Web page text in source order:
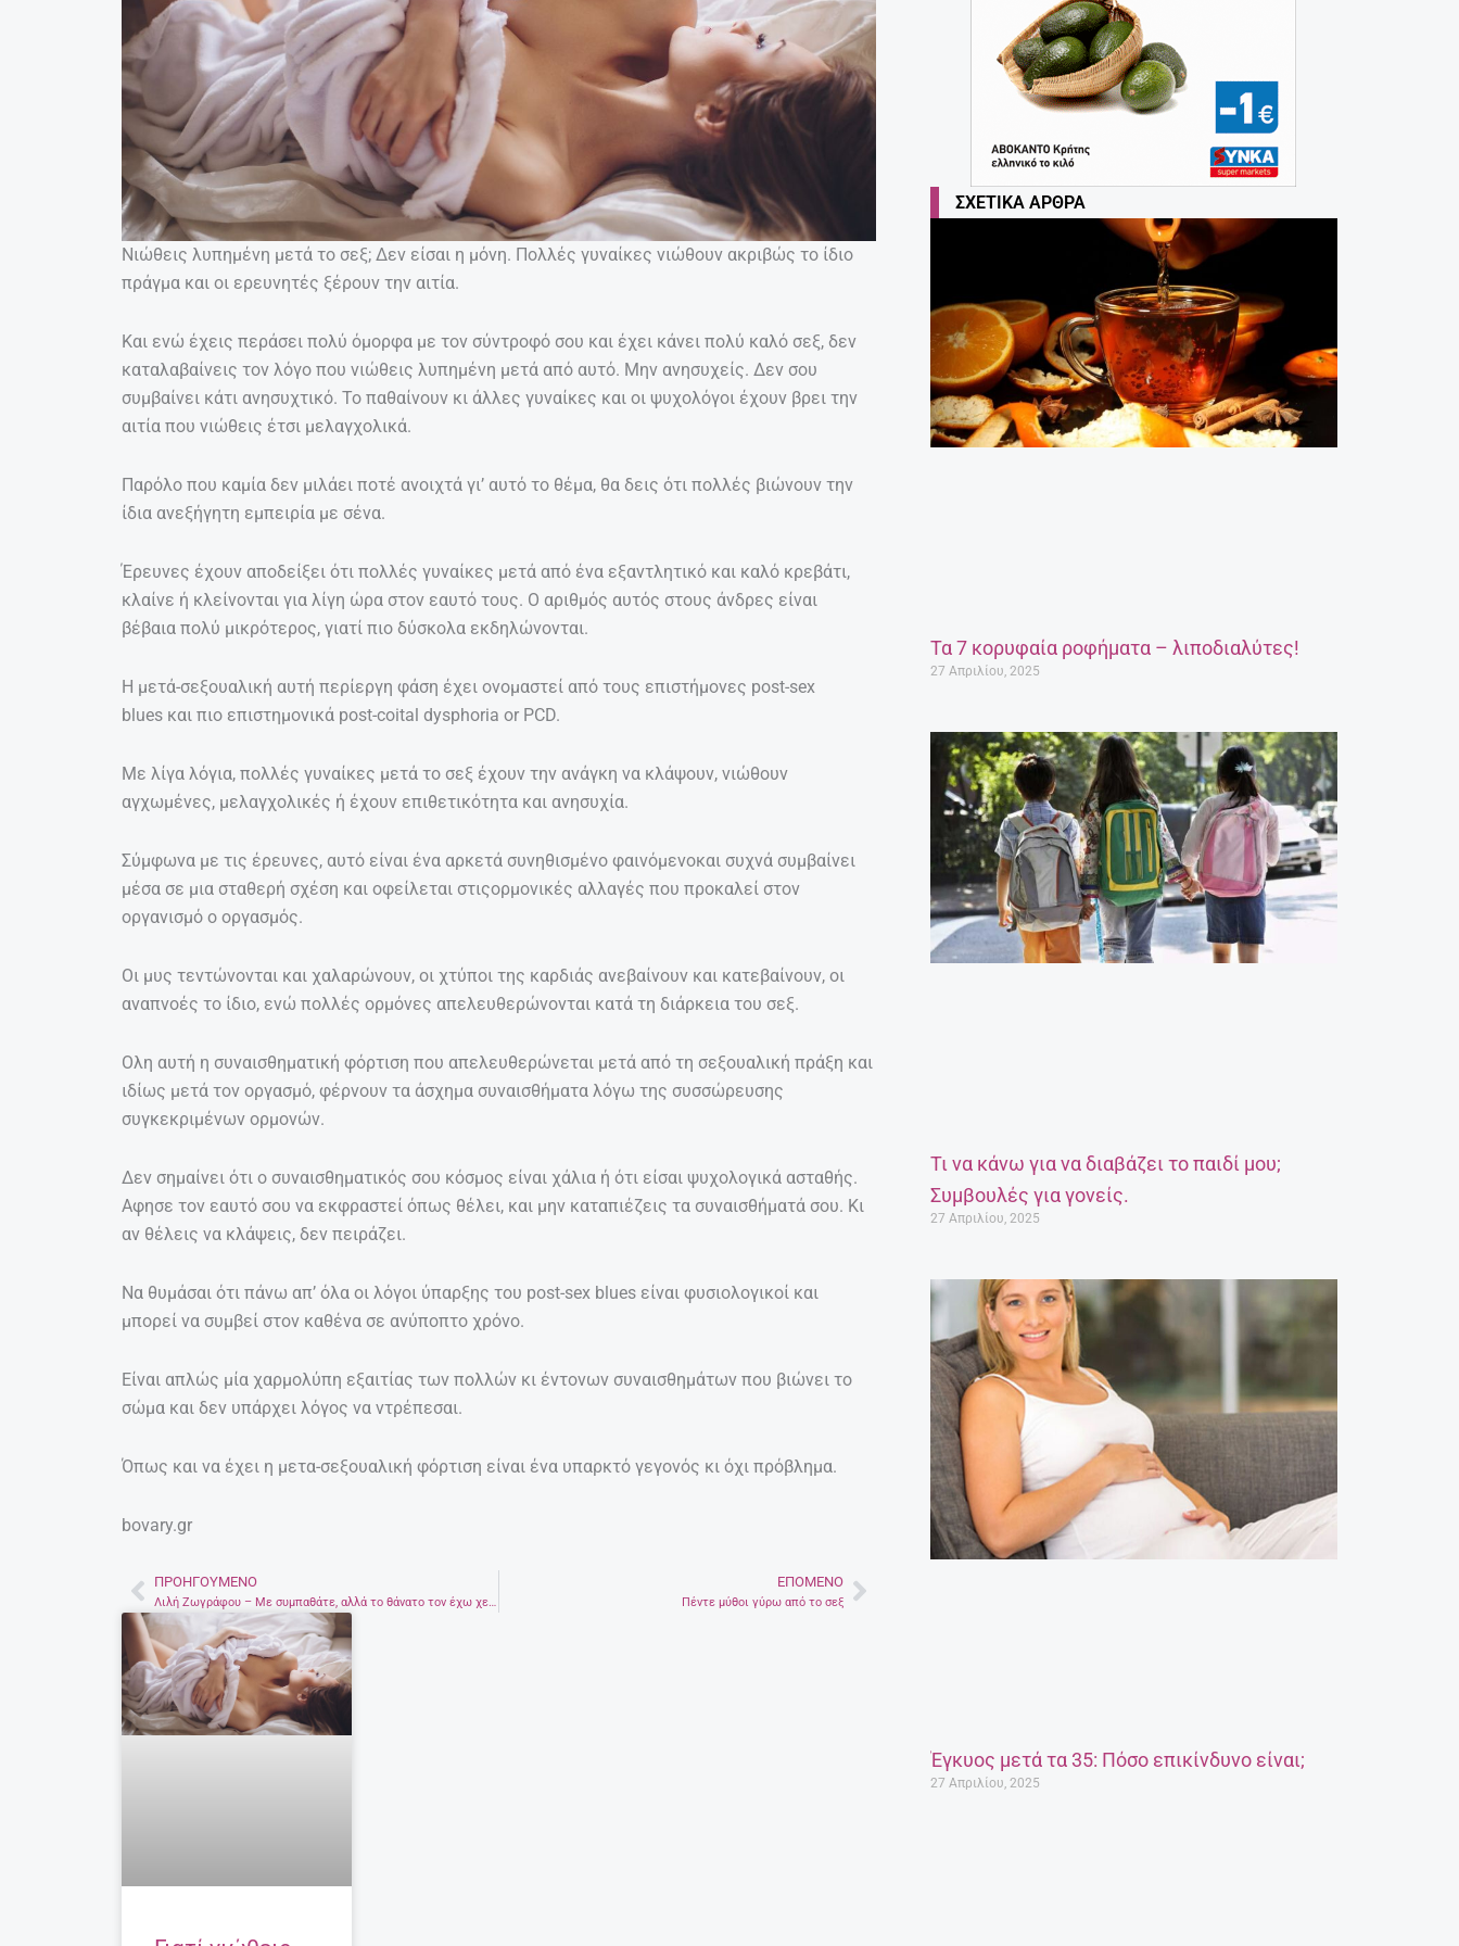
Νιώθεις λυπημένη μετά το σεξ; Δεν είσαι η μόνη. Πολλές γυναίκες νιώθουν ακριβώς το ίδιο
πράγμα και οι ερευνητές ξέρουν την αιτία.
Kαι ενώ έχεις περάσει πολύ όμορφα με τον σύντροφό σου και έχει κάνει πολύ καλό σεξ, δεν
καταλαβαίνεις τον λόγο που νιώθεις λυπημένη μετά από αυτό. Μην ανησυχείς. Δεν σου
συμβαίνει κάτι ανησυχτικό. Το παθαίνουν κι άλλες γυναίκες και οι ψυχολόγοι έχουν βρει την
αιτία που νιώθεις έτσι μελαγχολικά.
Παρόλο που καμία δεν μιλάει ποτέ ανοιχτά γι’ αυτό το θέμα, θα δεις ότι πολλές βιώνουν την
ίδια ανεξήγητη εμπειρία με σένα.
Έρευνες έχουν αποδείξει ότι πολλές γυναίκες μετά από ένα εξαντλητικό και καλό κρεβάτι,
κλαίνε ή κλείνονται για λίγη ώρα στον εαυτό τους. Ο αριθμός αυτός στους άνδρες είναι
βέβαια πολύ μικρότερος, γιατί πιο δύσκολα εκδηλώνονται.
Η μετά-σεξουαλική αυτή περίεργη φάση έχει ονομαστεί από τους επιστήμονες post-sex
blues και πιο επιστημονικά post-coital dysphoria or PCD.
Με λίγα λόγια, πολλές γυναίκες μετά το σεξ έχουν την ανάγκη να κλάψουν, νιώθουν
αγχωμένες, μελαγχολικές ή έχουν επιθετικότητα και ανησυχία.
Σύμφωνα με τις έρευνες, αυτό είναι ένα αρκετά συνηθισμένο φαινόμενοκαι συχνά συμβαίνει
μέσα σε μια σταθερή σχέση και οφείλεται στιςορμονικές αλλαγές που προκαλεί στον
οργανισμό ο οργασμός.
Οι μυς τεντώνονται και χαλαρώνουν, οι χτύποι της καρδιάς ανεβαίνουν και κατεβαίνουν, οι
αναπνοές το ίδιο, ενώ πολλές ορμόνες απελευθερώνονται κατά τη διάρκεια του σεξ.
Ολη αυτή η συναισθηματική φόρτιση που απελευθερώνεται μετά από τη σεξουαλική πράξη και
ιδίως μετά τον οργασμό, φέρνουν τα άσχημα συναισθήματα λόγω της συσσώρευσης
συγκεκριμένων ορμονών.
Δεν σημαίνει ότι ο συναισθηματικός σου κόσμος είναι χάλια ή ότι είσαι ψυχολογικά ασταθής.
Αφησε τον εαυτό σου να εκφραστεί όπως θέλει, και μην καταπιέζεις τα συναισθήματά σου. Κι
αν θέλεις να κλάψεις, δεν πειράζει.
Να θυμάσαι ότι πάνω απ’ όλα οι λόγοι ύπαρξης του post-sex blues είναι φυσιολογικοί και
μπορεί να συμβεί στον καθένα σε ανύποπτο χρόνο.
Είναι απλώς μία χαρμολύπη εξαιτίας των πολλών κι έντονων συναισθημάτων που βιώνει το
σώμα και δεν υπάρχει λόγος να ντρέπεσαι.
Όπως και να έχει η μετα-σεξουαλική φόρτιση είναι ένα υπαρκτό γεγονός κι όχι πρόβλημα.
bovary.gr
Prev
ΠΡΟΗΓΟΎΜΕΝΟ
Λιλή Ζωγράφου – Με συμπαθάτε, αλλά το θάνατο τον έχω χεσμένο
ΕΠΌΜΕΝΟ
Πέντε μύθοι γύρω από το σεξNext
ΣΧΕΤΙΚΆ ΆΡΘΡΑ
Τα 7 κορυφαία ροφήματα – λιποδιαλύτες!
27 Απριλίου, 2025
Τι να κάνω για να διαβάζει το παιδί μου;
Συμβουλές για γονείς.
27 Απριλίου, 2025
Έγκυος μετά τα 35: Πόσο επικίνδυνο είναι;
27 Απριλίου, 2025